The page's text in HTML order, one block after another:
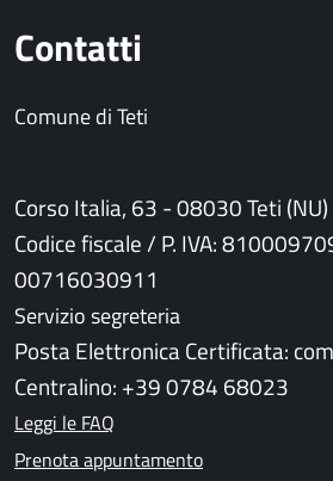
Contatti
Comune di Teti
Corso Italia, 63 - 08030 Teti (NU)
Codice fiscale / P. IVA:
00716030911
Servizio segreteria
Posta Elettronica Certificata:
Centralino: +39 0784 68023
Leggi le FAQ
Prenota appuntamento